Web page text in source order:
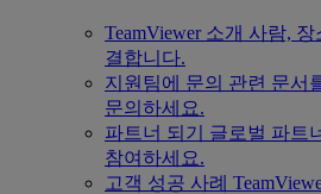
TeamViewer 소개 사람, 장
결합니다.
지원팀에 문의 관련 문서
문의하세요.
파트너 되기
글로벌 파트
참여하세요.
고객 성공 사례